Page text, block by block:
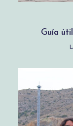
Guía